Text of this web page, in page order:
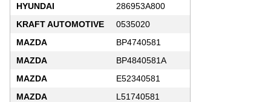
HYUNDAI
286953A800
KRAFT AUTOMOTIVE
0535020
MAZDA
BP4740581
MAZDA
BP4840581A
MAZDA
E52340581
MAZDA
L51740581